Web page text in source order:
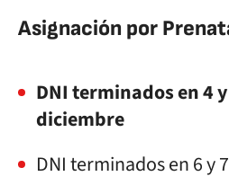
Asignación por
DNI terminados en 4
diciembre
DNI terminados en 6 y